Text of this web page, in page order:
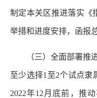
制定本关区推进落实《
举措和进度安排，函报
（三）全面部署推进
至少选择1至2个试点隶
2022年12月底前，推